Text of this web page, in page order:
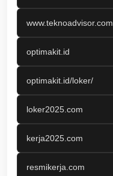
www.teknoadvisor.com
optimakit.id
optimakit.id/loker/
loker2025.com
kerja2025.com
resmikerja.com